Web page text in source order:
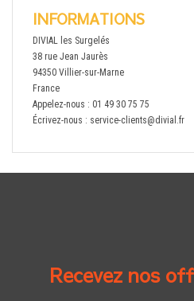
INFORMATIONS
DIVIAL les Surgelés
38 rue Jean Jaurès
94350 Villier-sur-Marne
France
Appelez-nous : 01 49 30 75 75
Écrivez-nous : service-clients@divial.fr
Recevez nos